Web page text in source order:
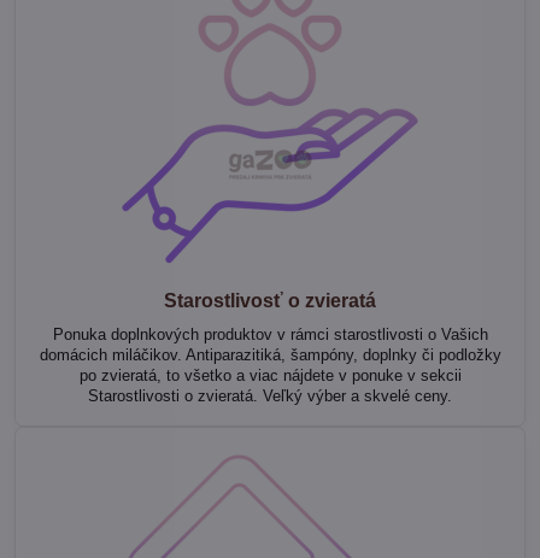
Starostlivosť o zvieratá
Ponuka doplnkových produktov v rámci starostlivosti o Vašich
domácich miláčikov. Antiparazitiká, šampóny, doplnky či podložky
po zvieratá, to všetko a viac nájdete v ponuke v sekcii
Starostlivosti o zvieratá. Veľký výber a skvelé ceny.